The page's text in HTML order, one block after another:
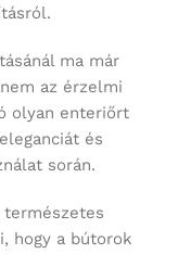
ma már
az érzelmi
olyan enteriőrt
és
során.
hogy a bútorok